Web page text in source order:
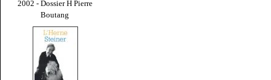
2002 - Dossier H Pierre
Boutang